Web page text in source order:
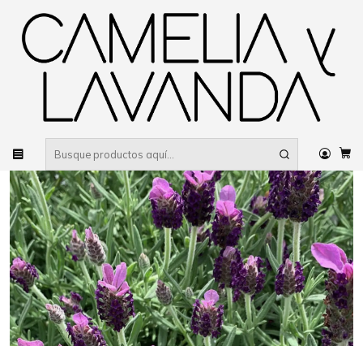
Inicio Planta Plantas De poca agua Lavanda Stoechas